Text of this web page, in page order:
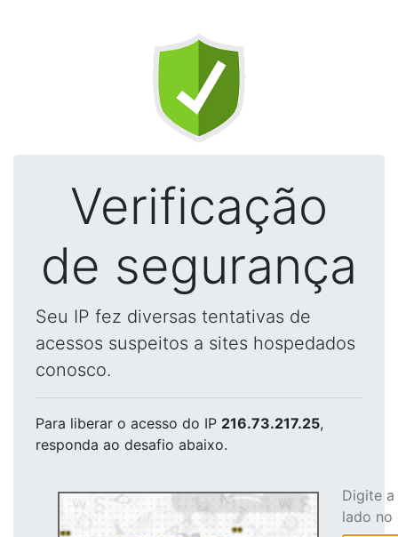
Verificação
de segurança
Seu IP fez diversas tentativas de
acessos suspeitos a sites hospedados
conosco.
Para liberar o acesso do IP 216.73.217.25,
responda ao desafio abaixo.
Digite
lado no